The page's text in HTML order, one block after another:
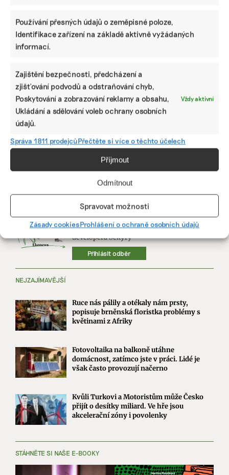
Používání přesných údajů o zeměpisné poloze,
Identifikace zařízení na základě aktivně vyžádaných
informací.
Zajištění bezpečnosti, předcházení a
zjišťování podvodů a odstraňování chyb,
Poskytování a zobrazování reklamy a obsahu,
Ukládání a sdělování voleb ochrany osobních
údajů.
Vždy aktivní
Správa 1811 prodejcůPřečtěte si více o těchto účelech
Příjmout
Odmítnout
Spravovat možnosti
Zásady cookiesProhlášení o ochraně osobních údajů
Martin Abel
Chceme získat desítky milionů na
udržitelnost, říká právník Abel. Po střetu s
Turkem rozjíždí fond s podporou
developera Sekyry
Přihlásit odběr
NEJZAJÍMAVĚJŠÍ
Ruce nás pálily a otékaly nám prsty,
popisuje brněnská floristka problémy s
květinami z Afriky
Fotovoltaika na balkoně utáhne
domácnost, zatímco jste v práci. Lidé je
však často provozují načerno
Kvůli Turkovi a Motoristům může Česko
přijít o desítky miliard. Ve hře jsou
akcelerační zóny i povolenky
STÁHNĚTE SI NAŠE E-BOOKY